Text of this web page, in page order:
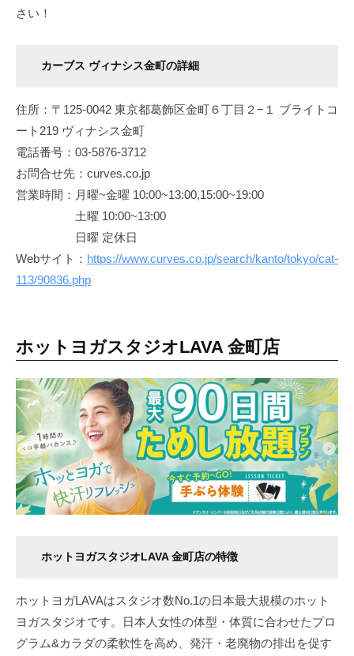
さい！
カーブス ヴィナシス金町の詳細
住所：〒125-0042 東京都葛飾区金町６丁目２−１ ブライトコ
ート219 ヴィナシス金町
電話番号：03-5876-3712
お問合せ先：curves.co.jp
営業時間：月曜~金曜 10:00~13:00,15:00~19:00
土曜 10:00~13:00
日曜 定休日
Webサイト： https://www.curves.co.jp/search/kanto/tokyo/cat-
113/90836.php
ホットヨガスタジオLAVA 金町店
ホットヨガスタジオLAVA 金町店の特徴
ホットヨガLAVAはスタジオ数No.1の日本最大規模のホット
ヨガスタジオです。日本人女性の体型・体質に合わせたプロ
グラム&カラダの柔軟性を高め、発汗・老廃物の排出を促す